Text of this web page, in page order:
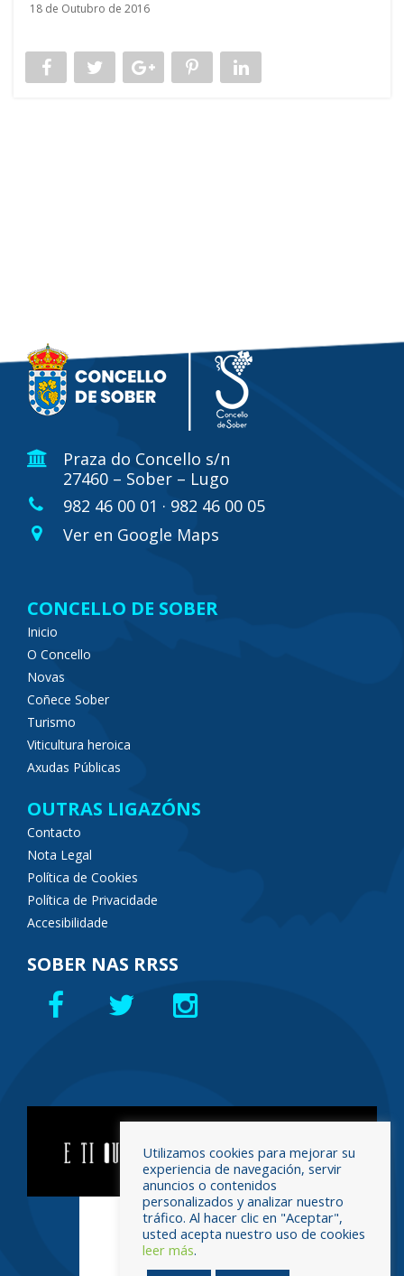
18 de Outubro de 2016
Praza do Concello s/n
27460 – Sober – Lugo
982 46 00 01 · 982 46 00 05
Ver en Google Maps
CONCELLO DE SOBER
Inicio
O Concello
Novas
Coñece Sober
Turismo
Viticultura heroica
Axudas Públicas
OUTRAS LIGAZÓNS
Contacto
Nota Legal
Política de Cookies
Política de Privacidade
Accesibilidade
SOBER NAS RRSS
Utilizamos cookies para mejorar su
experiencia de navegación, servir
anuncios o contenidos
personalizados y analizar nuestro
tráfico. Al hacer clic en "Aceptar",
usted acepta nuestro uso de cookies
leer más.